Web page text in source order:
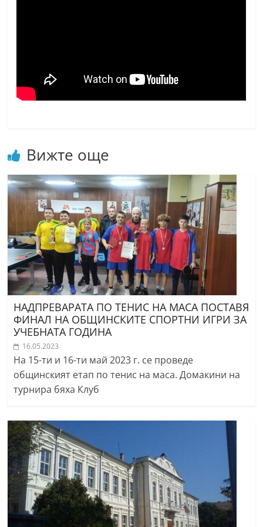
Вижте още
НАДПРЕВАРАТА ПО ТЕНИС НА МАСА ПОСТАВЯ
ФИНАЛ НА ОБЩИНСКИТЕ СПОРТНИ ИГРИ ЗА
УЧЕБНАТА ГОДИНА
16.05.2023
На 15-ти и 16-ти май 2023 г. се проведе
общинският етап по тенис на маса. Домакини на
турнира бяха Клуб